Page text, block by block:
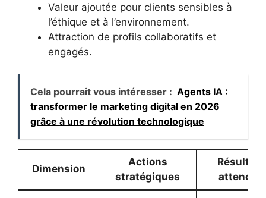
Valeur ajoutée pour clients sensibles à
l’éthique et à l’environnement.
Attraction de profils collaboratifs et
engagés.
Cela pourrait vous intéresser : Agents IA :
transformer le marketing digital en 2026
grâce à une révolution technologique
Dimension
Actions
stratégiques
Résultats
attendus